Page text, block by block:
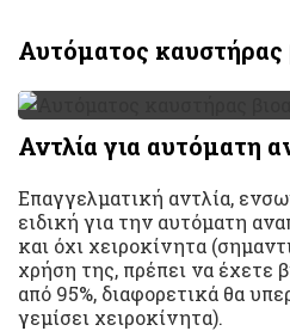
Αυτόματος καυστήρας
Αντλία για αυτόματη
Επαγγελματική αντλία,
ειδική για την αυτόματη
και όχι χειροκίνητα
χρήση της, πρέπει να έχετε
από 95%, διαφορετικά θα
γεμίσει χειροκίνητα).